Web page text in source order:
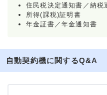
住民税決定通知書／納税
所得(課税)証明書
年金証書／年金通知書
自動契約機に関するQ&A